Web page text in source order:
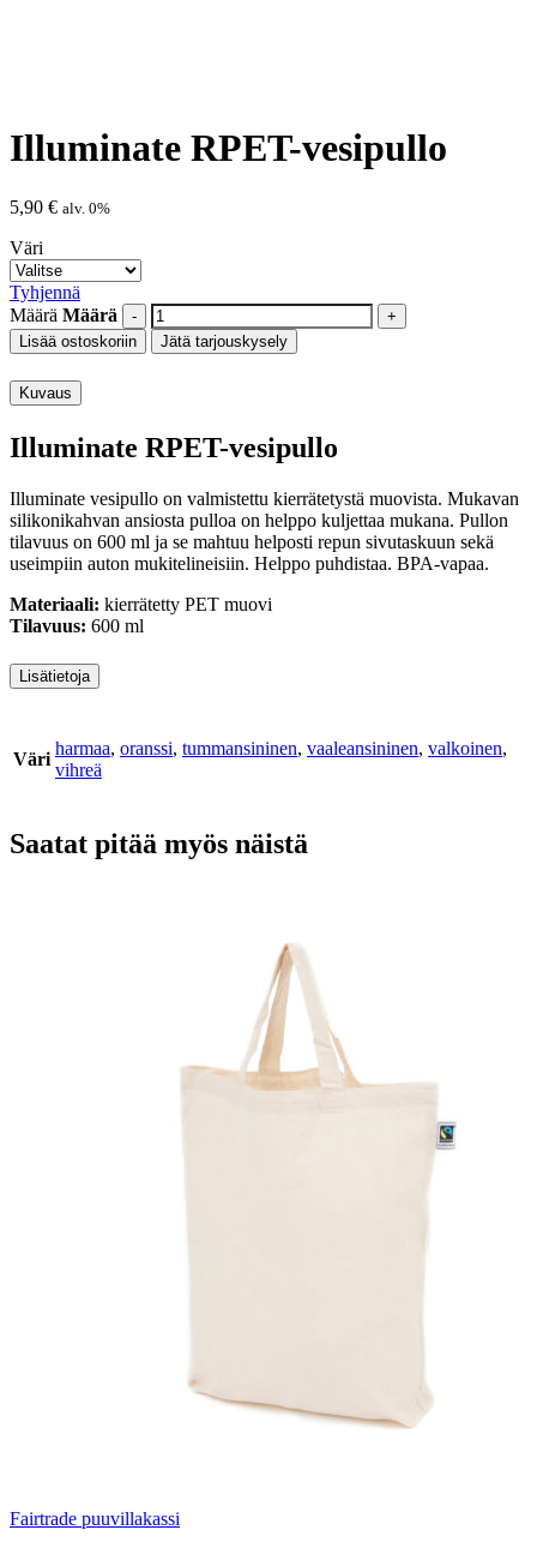
Illuminate RPET-vesipullo
5,90 € alv. 0%
Väri
Tyhjennä
Määrä Määrä
Lisää ostoskoriin Jätä tarjouskysely
Kuvaus
Illuminate RPET-vesipullo
Illuminate vesipullo on valmistettu kierrätetystä muovista. Mukavan
silikonikahvan ansiosta pulloa on helppo kuljettaa mukana. Pullon
tilavuus on 600 ml ja se mahtuu helposti repun sivutaskuun sekä
useimpiin auton mukitelineisiin. Helppo puhdistaa. BPA-vapaa.
Materiaali: kierrätetty PET muovi
Tilavuus: 600 ml
Lisätietoja
Väri
harmaa, oranssi, tummansininen, vaaleansininen, valkoinen,
vihreä
Saatat pitää myös näistä
Fairtrade puuvillakassi